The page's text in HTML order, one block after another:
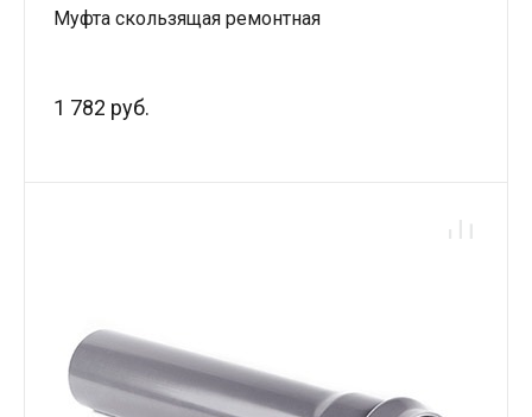
Муфта скользящая ремонтная
1 782 руб.